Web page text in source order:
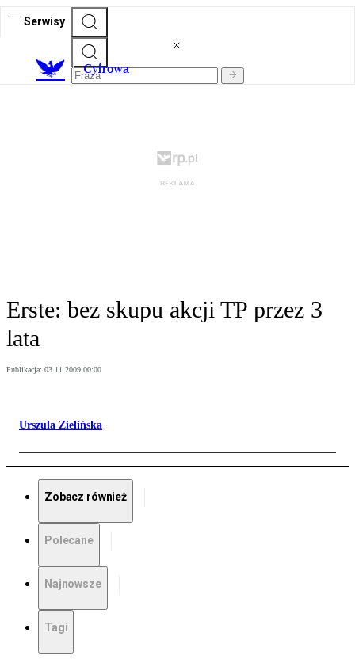
Serwisy
Cyfrowa
Erste: bez skupu akcji TP przez 3
lata
Publikacja: 03.11.2009 00:00
Urszula Zielińska
Zobacz również
Polecane
Najnowsze
Tagi